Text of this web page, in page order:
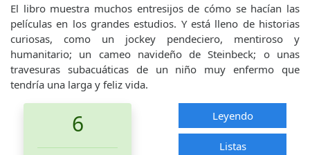
El libro muestra muchos entresijos de cómo se hacían las
películas en los grandes estudios. Y está lleno de historias
curiosas, como un jockey pendeciero, mentiroso y
humanitario; un cameo navideño de Steinbeck; o unas
travesuras subacuáticas de un niño muy enfermo que
tendría una larga y feliz vida.
6 Leyendo
Listas